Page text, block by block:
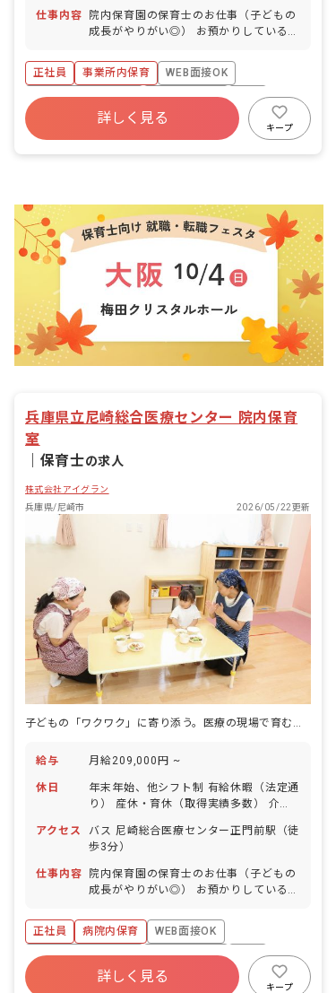
仕事内容
院内保育園の保育士のお仕事（子どもの
成長がやりがい◎） お預かりしている子
食事・睡眠・排泄・清潔・衣類の着脱等
・集団生活を通じた社会性の装着 ・行事
の計画・実行、お知らせの作成
正社員 事業所内保育
WEB面接OK
ボーナス・賞与あり
社会保険完備
福利厚生充実
退職金制度
昇給昇進あり
詳しく見る
キープ
兵庫県立尼崎総合医療センター 院内保育
室
保育士の求人
株式会社アイグラン
兵庫県/尼崎市
2026/05/22更新
子どもの「ワクワク」に寄り添う。医療の現場で育む未来の力
給与 月給209,000円 ~
休日
年末年始、他シフト制 有給休暇（法定通
り） 産休・育休（取得実績多数） 介護
または4週4日以上の休日を付与）
アクセス
バス 尼崎総合医療センター正門前駅（徒
歩3分）
仕事内容
院内保育園の保育士のお仕事（子どもの
成長がやりがい◎） お預かりしている子
食事・睡眠・排泄・清潔・衣類の着脱等
・集団生活を通じた社会性の装着 ・行事
の計画・実行、お知らせの作成
正社員 病院内保育
WEB面接OK
ボーナス・賞与あり
社会保険完備
有給
福利厚生充実
退職金制度
昇給昇進あり
詳しく見る
キープ